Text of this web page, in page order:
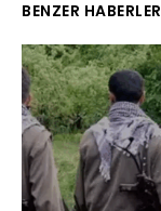
BENZER HABERLER